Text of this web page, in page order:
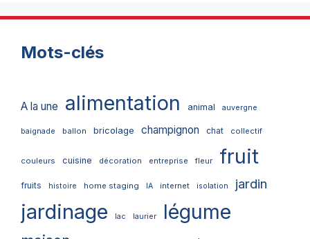
Mots-clés
A la une alimentation animal auvergne
baignade ballon bricolage champignon chat collectif
couleurs cuisine décoration entreprise fleur fruit
fruits histoire home staging IA internet isolation jardin
jardinage lac laurier légume